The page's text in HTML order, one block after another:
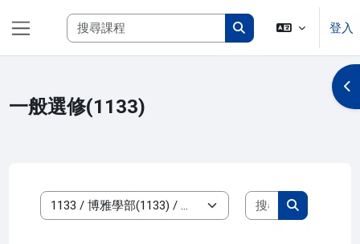
搜尋課程
搜尋課程
登入
一般選修(1133)
開
課程類別
搜尋課程
搜尋課程